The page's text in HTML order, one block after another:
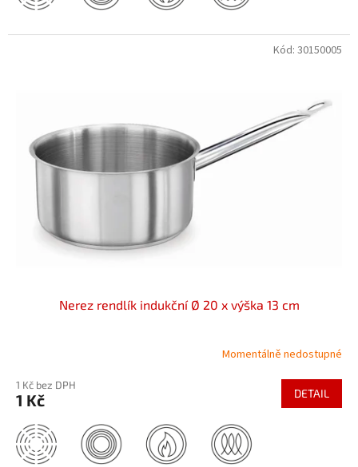
Nerez rendlík indukční Ø 20 x výška 13 cm
Momentálně nedostupné
1 Kč bez DPH
1 Kč DETAIL
Kód: 30150005